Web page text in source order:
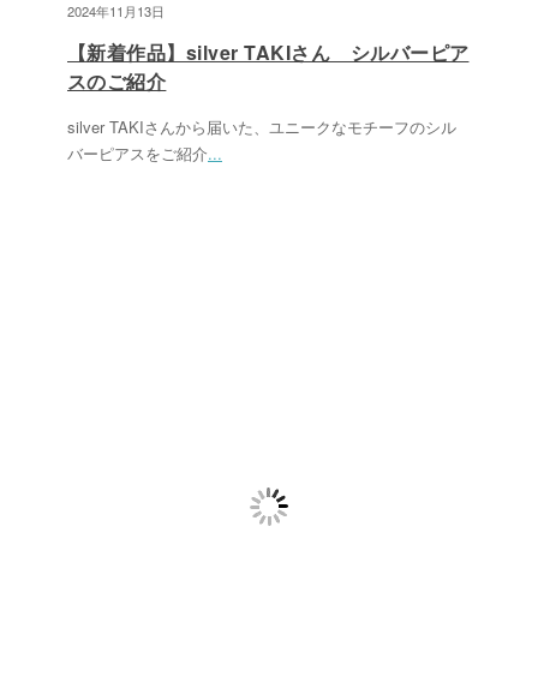
2024年11月13日
【新着作品】silver TAKIさん シルバーピア
スのご紹介
silver TAKIさんから届いた、ユニークなモチーフのシル
バーピアスをご紹介...